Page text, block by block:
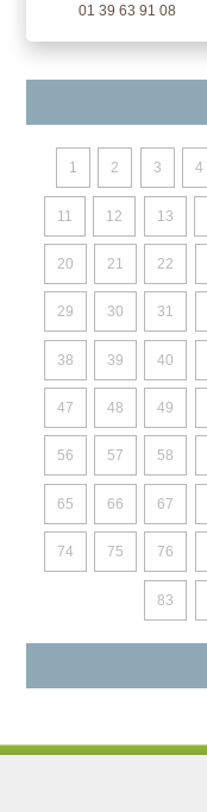
01 39 63 91 08
1 2 3 4
11 12 13
20 21 22
29 30 31
38 39 40
47 48 49
56 57 58
65 66 67
74 75 76
83